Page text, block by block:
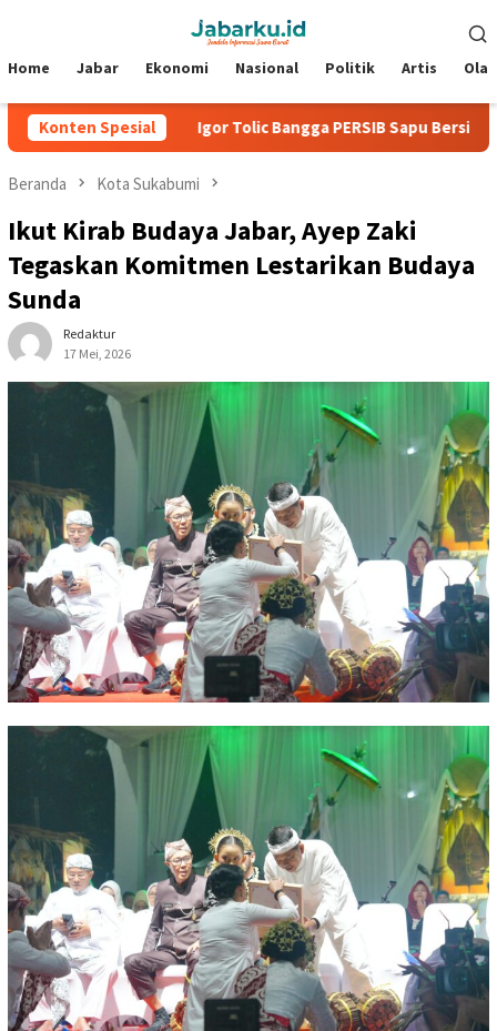
Mobile
Home Jabar Ekonomi Nasional Politik Artis
Konten Spesial
2026 Igor Tolic Bangga PERSIB Sapu Bersih Grup A
Beranda Kota Sukabumi
Ikut Kirab Budaya Jabar, Ayep Zaki
Tegaskan Komitmen Lestarikan Budaya
Sunda
Redaktur
17 Mei, 2026